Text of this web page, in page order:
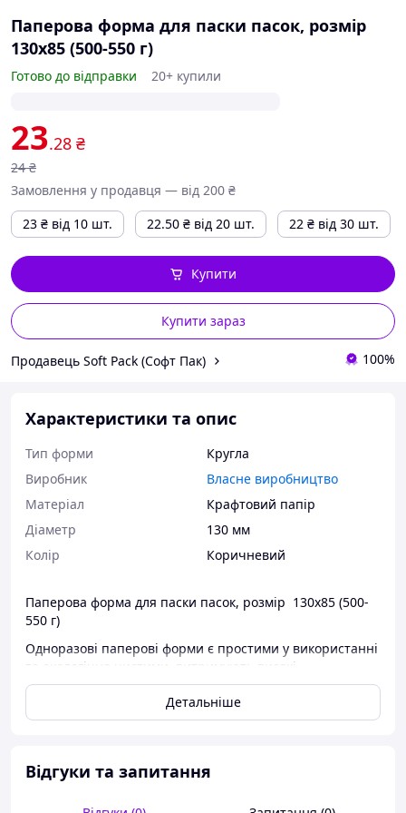
Паперова форма для паски пасок, розмір
130х85 (500-550 г)
Готово до відправки 20+ купили
23.28 ₴
24 ₴
Замовлення у продавця — від 200 ₴
23 ₴ від 10 шт. 22.50 ₴ від 20 шт. 22 ₴ від 30 шт.
Купити зараз
Купити
Продавець Soft Pack (Софт Пак) 100%
Характеристики та опис
Тип форми
Кругла
Виробник
Власне виробництво
Матеріал
Крафтовий папір
Діаметр
130 мм
Колір
Коричневий
Паперова форма для паски пасок, розмір 130х85 (500-
550 г)
Одноразові паперові форми є простими у використанні
та екологічно чистими, витримують високі
температури.
Переваги паперових форм:
- повністю екологічні (виготовлені з чистої целюлози);
Детальніше
Відгуки та запитання